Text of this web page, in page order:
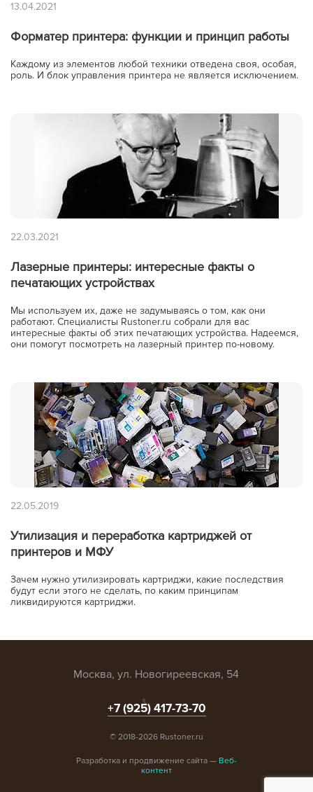
13.04.2021
Форматер принтера: функции и принцип работы
Каждому из элементов любой техники отведена своя, особая,
роль. И блок управления принтера не является исключением.
22.03.2021
Лазерные принтеры: интересные факты о
печатающих устройствах
Мы используем их, даже не задумываясь о том, как они
работают. Специалисты Rustoner.ru собрали для вас
интересные факты об этих печатающих устройства. Надеемся,
они помогут посмотреть на лазерный принтер по-новому.
22.05.2019
Утилизация и переработка картриджей от
принтеров и МФУ
Зачем нужно утилизировать картриджи, какие последствия
будут если этого не сделать, по каким принципам
ликвидируются картриджи.
Москва, ул. Новогиреевская, 54
+7 (925) 417-73-70
© 2018-2026 Rustoner.ru
Разработка и продвижение сайта — Веб-
контент